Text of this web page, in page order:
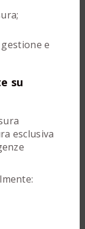
e
su
esclusiva